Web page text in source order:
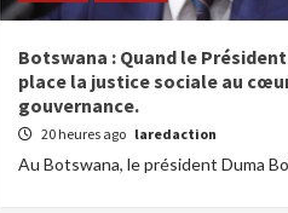
Botswana : Quand le
place la justice sociale au
gouvernance.
20 heures ago laredaction
Au Botswana, le président Duma